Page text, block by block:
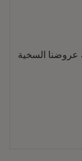
عروضنا السخية